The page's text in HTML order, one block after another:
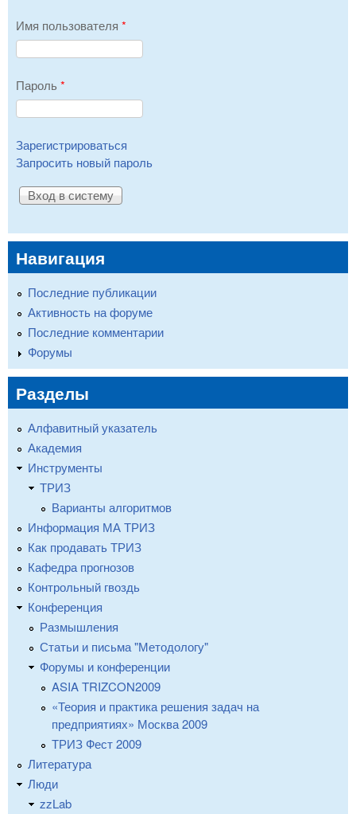
Имя пользователя *
Пароль *
Зарегистрироваться
Запросить новый пароль
Навигация
Последние публикации
Активность на форуме
Последние комментарии
Форумы
Разделы
Алфавитный указатель
Академия
Инструменты
ТРИЗ
Варианты алгоритмов
Информация МА ТРИЗ
Как продавать ТРИЗ
Кафедра прогнозов
Контрольный гвоздь
Конференция
Размышления
Статьи и письма "Методологу"
Форумы и конференции
ASIA TRIZCON2009
«Теория и практика решения задач на
предприятиях» Москва 2009
ТРИЗ Фест 2009
Литература
Люди
zzLab